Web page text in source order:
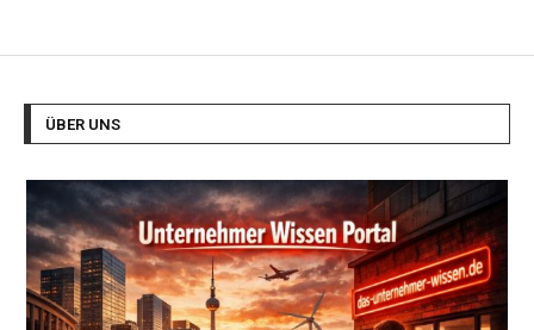
ÜBER UNS